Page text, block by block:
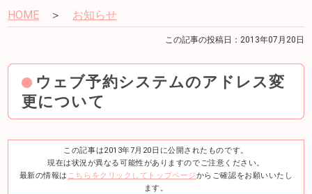
HOME ＞ お知らせ
この記事の投稿日：2013年07月20日
ウェブ予約システムのアドレス変
更について
この記事は2013年7月20日に公開されたものです。
現在は状況が異なる可能性がありますのでご注意ください。
最新の情報は こちらをクリックしてトップページからご確認をお願いいたし
ます。